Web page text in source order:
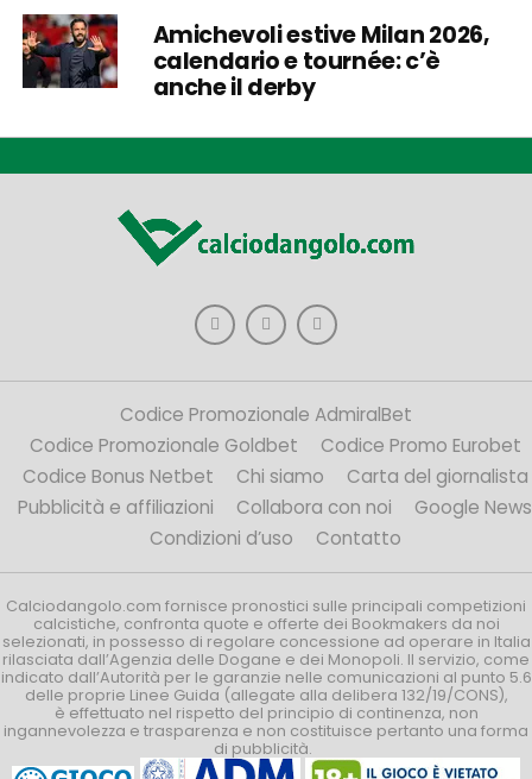
Amichevoli estive Milan 2026,
calendario e tournée: c’è
anche il derby
Codice Promozionale AdmiralBet
Codice Promozionale Goldbet
Codice Promo Eurobet
Codice Bonus Netbet
Chi siamo
Carta del giornalista
Pubblicità e affiliazioni
Collabora con noi
Google News
Condizioni d’uso
Contatto
Calciodangolo.com fornisce pronostici sulle principali competizioni
calcistiche, confronta quote e offerte dei Bookmakers da noi
selezionati, in possesso di regolare concessione ad operare in Italia
rilasciata dall’Agenzia delle Dogane e dei Monopoli. Il servizio, come
indicato dall’Autorità per le garanzie nelle comunicazioni al punto 5.6
delle proprie Linee Guida (allegate alla delibera 132/19/CONS),
è effettuato nel rispetto del principio di continenza, non
ingannevolezza e trasparenza e non costituisce pertanto una forma
di pubblicità.